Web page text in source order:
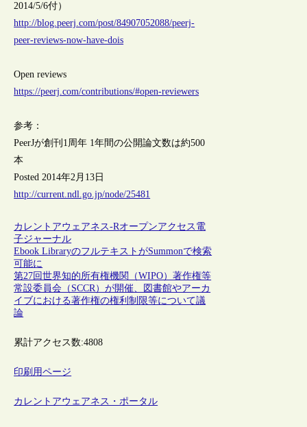
2014/5/6付）
http://blog.peerj.com/post/84907052088/peerj-
peer-reviews-now-have-dois
Open reviews
https://peerj.com/contributions/#open-reviewers
参考：
PeerJが創刊1周年 1年間の公開論文数は約500
本
Posted 2014年2月13日
http://current.ndl.go.jp/node/25481
カレントアウェアネス-Rオープンアクセス 電
子ジャーナル
Ebook LibraryのフルテキストがSummonで検索
可能に
第27回世界知的所有権機関（WIPO）著作権等
常設委員会（SCCR）が開催、図書館やアーカ
イブにおける著作権の権利制限等について議
論
累計アクセス数:4808
印刷用ページ
カレントアウェアネス・ポータル